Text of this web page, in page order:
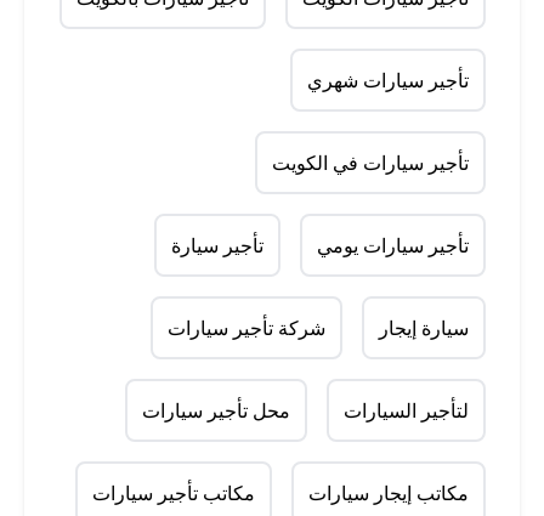
تأجير سيارات شهري
تأجير سيارات في الكويت
تأجير سيارات يومي تأجير سيارة
سيارة إيجار شركة تأجير سيارات
لتأجير السيارات محل تأجير سيارات
مكاتب إيجار سيارات مكاتب تأجير سيارات